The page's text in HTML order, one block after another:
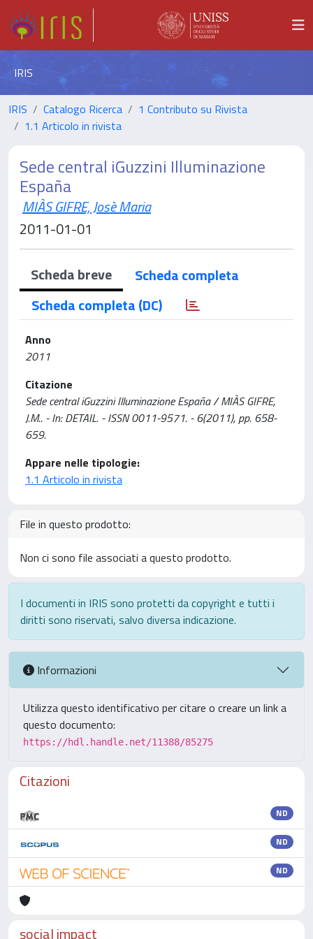
IRIS
IRIS Catalogo Ricerca
1 Contributo su Rivista
1.1 Articolo in rivista
Sede central iGuzzini Illuminazione
España
MIÀS GIFRE, Josè Maria
2011-01-01
Scheda breve
Scheda completa
Scheda completa (DC)
Anno
2011
Citazione
Sede central iGuzzini Illuminazione España / MIÀS GIFRE,
J.M.. - In: DETAIL. - ISSN 0011-9571. - 6(2011), pp. 658-
659.
Appare nelle tipologie:
1.1 Articolo in rivista
File in questo prodotto:
Non ci sono file associati a questo prodotto.
I documenti in IRIS sono protetti da copyright e tutti i
diritti sono riservati, salvo diversa indicazione.
Informazioni
Utilizza questo identificativo per citare o creare un link a
questo documento:
https://hdl.handle.net/11388/85275
Citazioni
ND
ND
ND
social impact